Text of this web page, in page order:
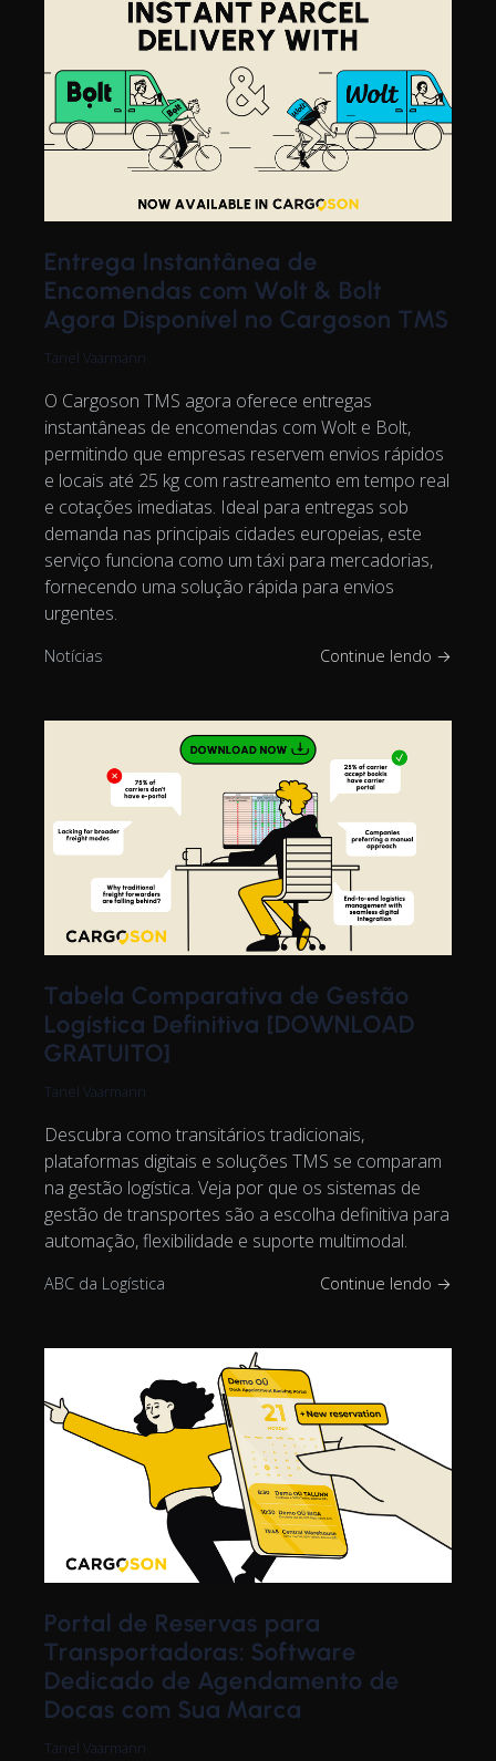
Entrega Instantânea de
Encomendas com Wolt & Bolt
Agora Disponível no Cargoson TMS
Tanel Vaarmann
O Cargoson TMS agora oferece entregas
instantâneas de encomendas com Wolt e Bolt,
permitindo que empresas reservem envios rápidos
e locais até 25 kg com rastreamento em tempo real
e cotações imediatas. Ideal para entregas sob
demanda nas principais cidades europeias, este
serviço funciona como um táxi para mercadorias,
fornecendo uma solução rápida para envios
urgentes.
Notícias Continue lendo →
Tabela Comparativa de Gestão
Logística Definitiva [DOWNLOAD
GRATUITO]
Tanel Vaarmann
Descubra como transitários tradicionais,
plataformas digitais e soluções TMS se comparam
na gestão logística. Veja por que os sistemas de
gestão de transportes são a escolha definitiva para
automação, flexibilidade e suporte multimodal.
ABC da Logística Continue lendo →
Portal de Reservas para
Transportadoras: Software
Dedicado de Agendamento de
Docas com Sua Marca
Tanel Vaarmann